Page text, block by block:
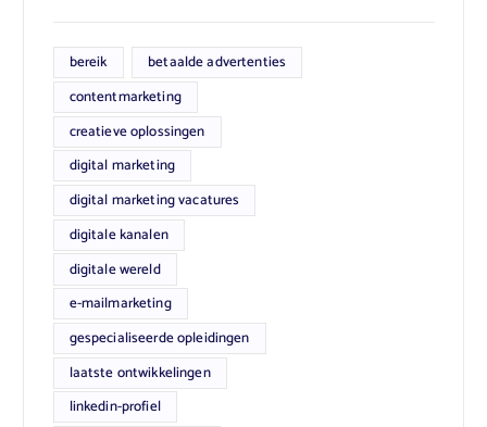
bereik
betaalde advertenties
contentmarketing
creatieve oplossingen
digital marketing
digital marketing vacatures
digitale kanalen
digitale wereld
e-mailmarketing
gespecialiseerde opleidingen
laatste ontwikkelingen
linkedin-profiel